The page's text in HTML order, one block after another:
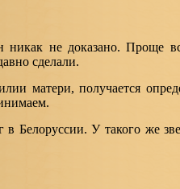
не доказано. Проще
сделали.
матери, получается
Белоруссии. У такого же